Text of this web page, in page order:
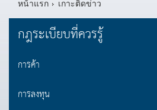
หน้าแรก
เกาะติดข่าว
กฎระเบียบที่ควรรู้
การค้า
การลงทุน